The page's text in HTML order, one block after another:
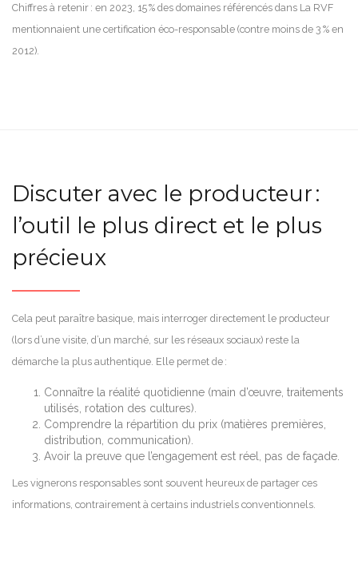
Chiffres à retenir : en 2023, 15 % des domaines référencés dans La RVF
mentionnaient une certification éco-responsable (contre moins de 3 % en
2012).
Discuter avec le producteur :
l’outil le plus direct et le plus
précieux
Cela peut paraître basique, mais interroger directement le producteur
(lors d’une visite, d’un marché, sur les réseaux sociaux) reste la
démarche la plus authentique. Elle permet de :
Connaître la réalité quotidienne (main d’œuvre, traitements
utilisés, rotation des cultures).
Comprendre la répartition du prix (matières premières,
distribution, communication).
Avoir la preuve que l’engagement est réel, pas de façade.
Les vignerons responsables sont souvent heureux de partager ces
informations, contrairement à certains industriels conventionnels.